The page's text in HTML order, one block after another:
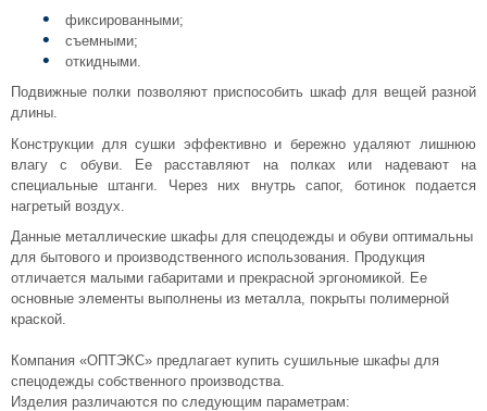
фиксированными;
съемными;
откидными.
Подвижные полки позволяют приспособить шкаф для вещей разной
длины.
Конструкции для сушки эффективно и бережно удаляют лишнюю
влагу с обуви. Ее расставляют на полках или надевают на
специальные штанги. Через них внутрь сапог, ботинок подается
нагретый воздух.
Данные металлические шкафы для спецодежды и обуви оптимальны
для бытового и производственного использования. Продукция
отличается малыми габаритами и прекрасной эргономикой. Ее
основные элементы выполнены из металла, покрыты полимерной
краской.
Компания «ОПТЭКС» предлагает купить сушильные шкафы для
спецодежды собственного производства.
Изделия различаются по следующим параметрам: